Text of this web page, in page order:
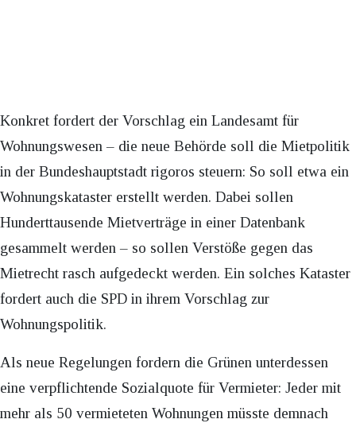
Konkret fordert der Vorschlag ein Landesamt für
Wohnungswesen – die neue Behörde soll die Mietpolitik
in der Bundeshauptstadt rigoros steuern: So soll etwa ein
Wohnungskataster erstellt werden. Dabei sollen
Hunderttausende Mietverträge in einer Datenbank
gesammelt werden – so sollen Verstöße gegen das
Mietrecht rasch aufgedeckt werden. Ein solches Kataster
fordert auch die SPD in ihrem Vorschlag zur
Wohnungspolitik.
Als neue Regelungen fordern die Grünen unterdessen
eine verpflichtende Sozialquote für Vermieter: Jeder mit
mehr als 50 vermieteten Wohnungen müsste demnach